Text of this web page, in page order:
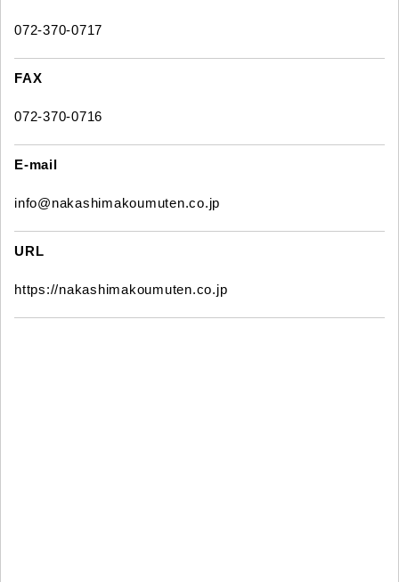
072-370-0717
FAX
072-370-0716
E-mail
info@nakashimakoumuten.co.jp
URL
https://nakashimakoumuten.co.jp